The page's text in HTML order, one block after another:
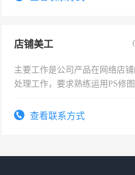
店铺美工
主要工作是公司产品在网络店
处理工作，要求熟练运用PS修
查看联系方式